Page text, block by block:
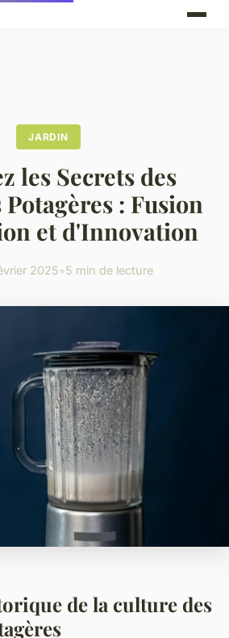
JARDIN
les Secrets des
Potagères : Fusion
et d'Innovation
2025•5 min de lecture
de la culture des